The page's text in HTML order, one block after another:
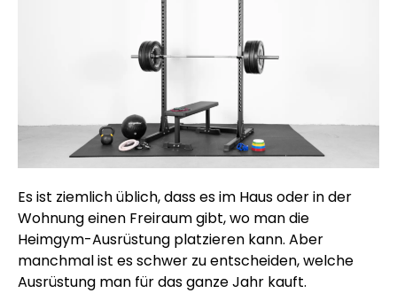
Es ist ziemlich üblich, dass es im Haus oder in der
Wohnung einen Freiraum gibt, wo man die
Heimgym-Ausrüstung platzieren kann. Aber
manchmal ist es schwer zu entscheiden, welche
Ausrüstung man für das ganze Jahr kauft.